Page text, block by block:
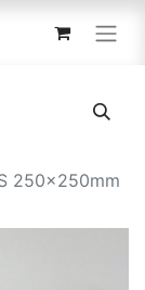
250x250mm